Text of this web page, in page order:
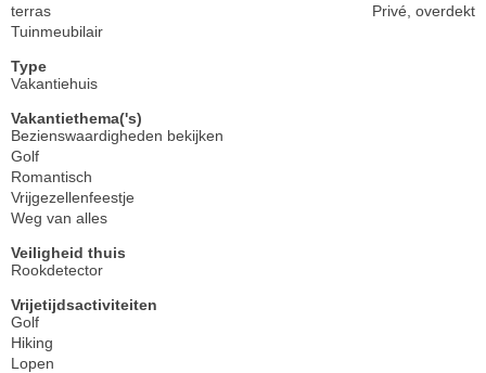
terras
Privé, overdekt
Tuinmeubilair
Type
Vakantiehuis
Vakantiethema('s)
Bezienswaardigheden bekijken
Golf
Romantisch
Vrijgezellenfeestje
Weg van alles
Veiligheid thuis
Rookdetector
Vrijetijdsactiviteiten
Golf
Hiking
Lopen